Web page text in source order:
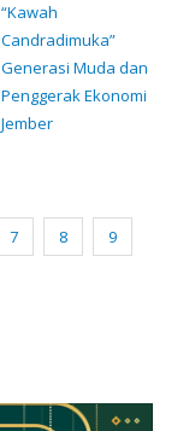
“Kawah
Candradimuka”
Generasi Muda dan
Penggerak Ekonomi
Jember
Page
7 Page
8 Page
9